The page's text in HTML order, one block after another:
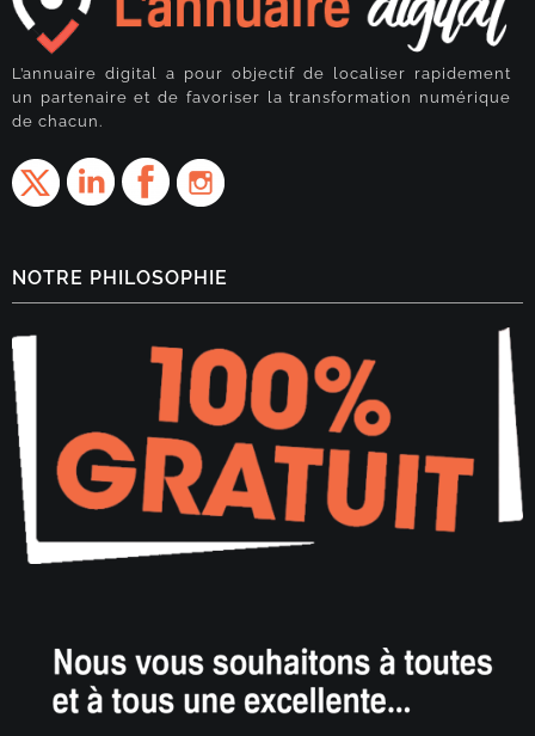
L’annuaire digital a pour objectif de localiser rapidement
un partenaire et de favoriser la transformation numérique
de chacun.
NOTRE PHILOSOPHIE